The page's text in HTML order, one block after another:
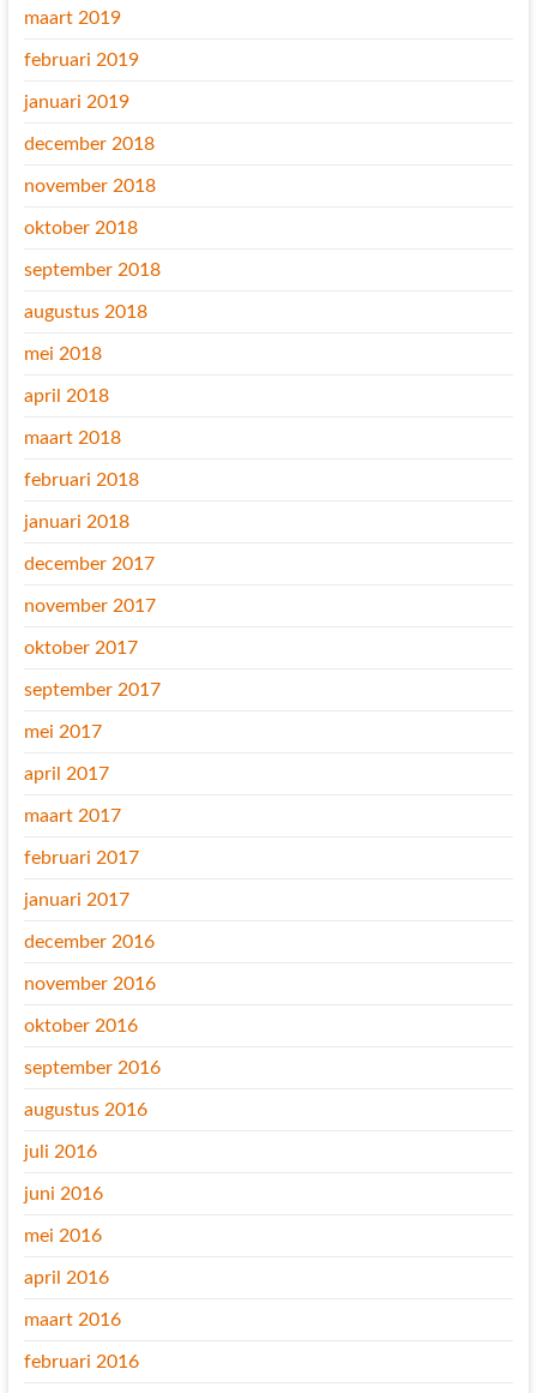
maart 2019
februari 2019
januari 2019
december 2018
november 2018
oktober 2018
september 2018
augustus 2018
mei 2018
april 2018
maart 2018
februari 2018
januari 2018
december 2017
november 2017
oktober 2017
september 2017
mei 2017
april 2017
maart 2017
februari 2017
januari 2017
december 2016
november 2016
oktober 2016
september 2016
augustus 2016
juli 2016
juni 2016
mei 2016
april 2016
maart 2016
februari 2016